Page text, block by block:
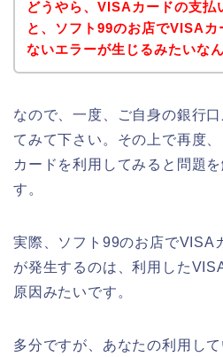
どうやら、VISAカードの支払
と、ソフト99のお店でVISAカ
ないエラーが生じるみたいな
なので、一度、ご自身の銀行
てみて下さい。その上で再度
カードを利用してみると問題
す。
実際、ソフト99のお店でVISA
が発生するのは、利用した
原因みたいです。
多分ですが、あなたの利用し